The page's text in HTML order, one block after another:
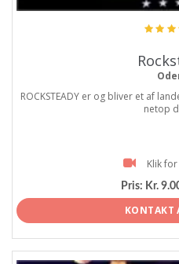
ROCKSTEADY er og bliver et af
netop
Klik
Pris: Kr.
KONTAKT